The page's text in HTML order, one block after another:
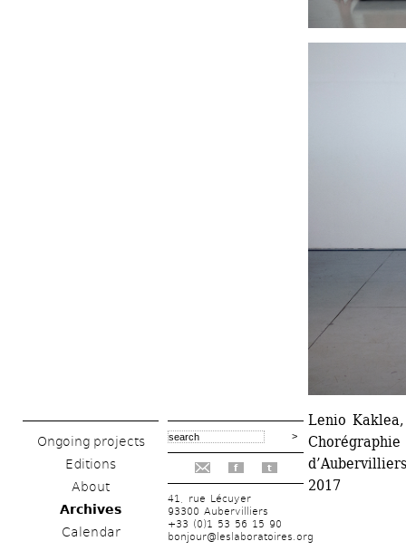
Ongoing projects
Editions
About
Archives
Calendar
f t
41, rue Lécuyer
93300 Aubervilliers
+33 (0)1 53 56 15 90
bonjour@leslaboratoires.org
Lenio
2017